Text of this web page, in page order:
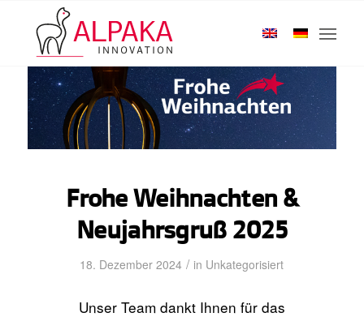
Startseite Unkategorisiert
/
Frohe Weihnachten & Neujahrsgruß 2025
Frohe Weihnachten &
Neujahrsgruß 2025
18. Dezember 2024 / in Unkategorisiert
Unser Team dankt Ihnen für das